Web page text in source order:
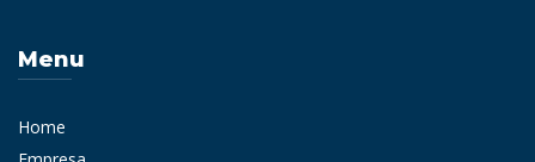
Menu
Home